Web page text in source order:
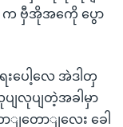
က ဗှီအိုအကေို ပွော
းပေါ့လေ အဲဒါတှ
လုပျတဲ့အခါမှာ
ျတောျလေး ခေါ